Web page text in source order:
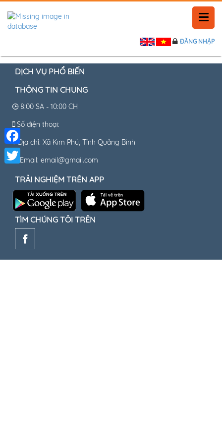
LỊCH SỬ
TIN TỨC
PHẢN HỒI
LIÊN HỆ
ĐĂNG NHẬP
DỊCH VỤ PHỔ BIẾN
THÔNG TIN CHUNG
8:00 SA - 10:00 CH
Số điện thoại:
Địa chỉ: Xã Kim Phú, Tỉnh Quảng Bình
Email: email@gmail.com
TRẢI NGHIỆM TRÊN APP
TÌM CHÚNG TÔI TRÊN
Facebook